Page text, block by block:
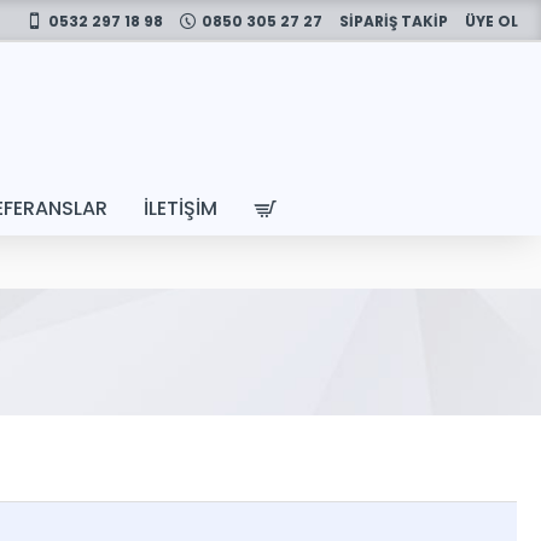
0532 297 18 98 0850 305 27 27 SİPARİŞ TAKİP ÜYE OL
İLETIŞIM